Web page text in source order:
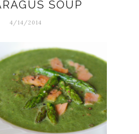
SOUP
4/14/2014